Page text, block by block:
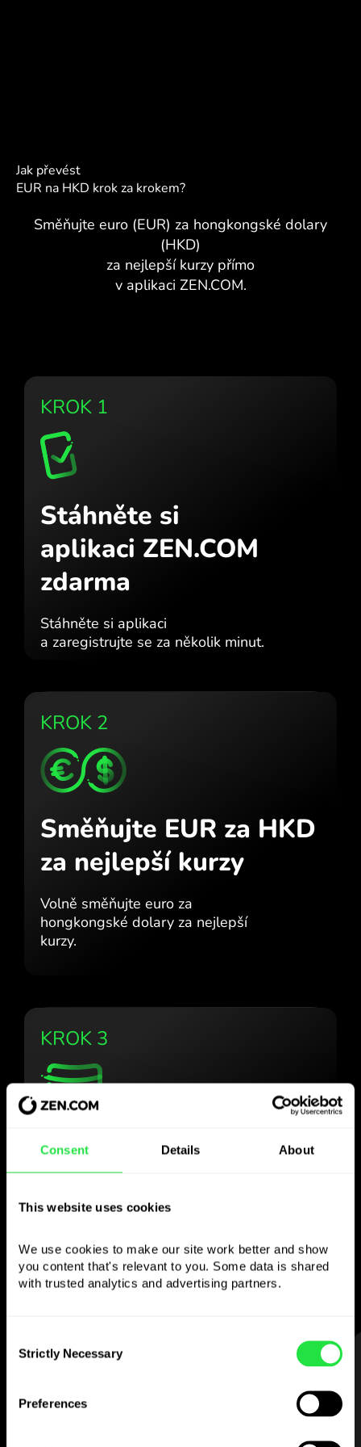
Consent Details About
This website uses cookies
We use cookies to make our site work better and show
you content that's relevant to you. Some data is shared
with trusted analytics and advertising partners.
Selection
Strictly Necessary
Preferences
Jak převést
EUR na HKD krok za krokem?
Směňujte euro (EUR) za hongkongské dolary
(HKD)
za nejlepší kurzy přímo
v aplikaci ZEN.COM.
KROK 1
Stáhněte si
aplikaci ZEN.COM
zdarma
Stáhněte si aplikaci
a zaregistrujte se za několik minut.
KROK 2
Směňujte EUR za HKD
za nejlepší kurzy
Volně směňujte euro za
hongkongské dolary za nejlepší
kurzy.
KROK 3
Použijte zvolenou
měnu
jak chcete
Posílejte peníze do zahraničí,
vybírejte z bankomatů bez
provize, plaťte vícemenovou kartou
KROK 1